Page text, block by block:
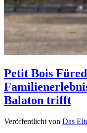
Petit Bois
Balaton trifft
Veröffentlicht von Das